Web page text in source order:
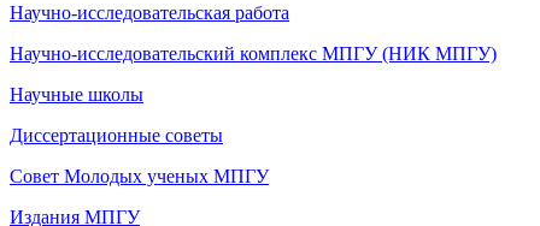
Научно-исследовательская работа
Научно-исследовательский комплекс МПГУ (НИК МПГУ)
Научные школы
Диссертационные советы
Совет Молодых ученых МПГУ
Издания МПГУ